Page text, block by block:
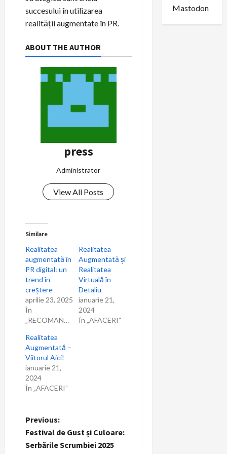
succesului în utilizarea
realității augmentate în PR.
ABOUT THE AUTHOR
press
Administrator
View All Posts
Similare
Realitatea
augmentată în
PR digital: un
trend în
creștere
aprilie 23, 2025
În
„RECOMANDARI”
Realitatea
Augmentată și
Realitatea
Virtuală în
Detaliu
ianuarie 21,
2024
În „AFACERI”
Realitatea
Augmentată –
Viitorul Aici!
ianuarie 21,
2024
În „AFACERI”
P
o
Previous:
Festival de Gust și Culoare:
Serbările Scrumbiei 2025
Mastodon